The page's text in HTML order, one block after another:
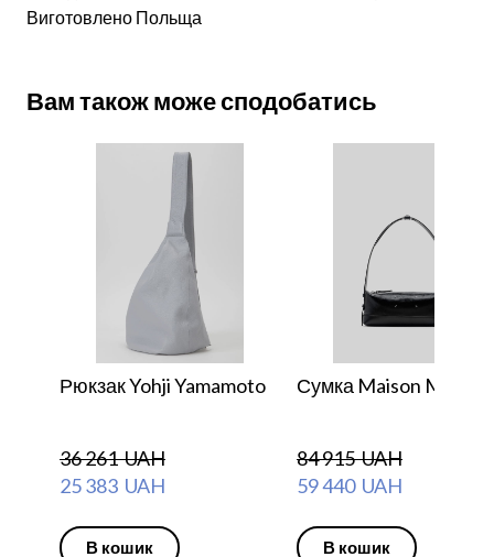
Виготовлено Польща
Вам також може сподобатись
Рюкзак Yohji Yamamoto
36 261  UAH
25 383  UAH
В кошик
Сумка Maison
84 915  UAH
59 440  UAH
В кошик